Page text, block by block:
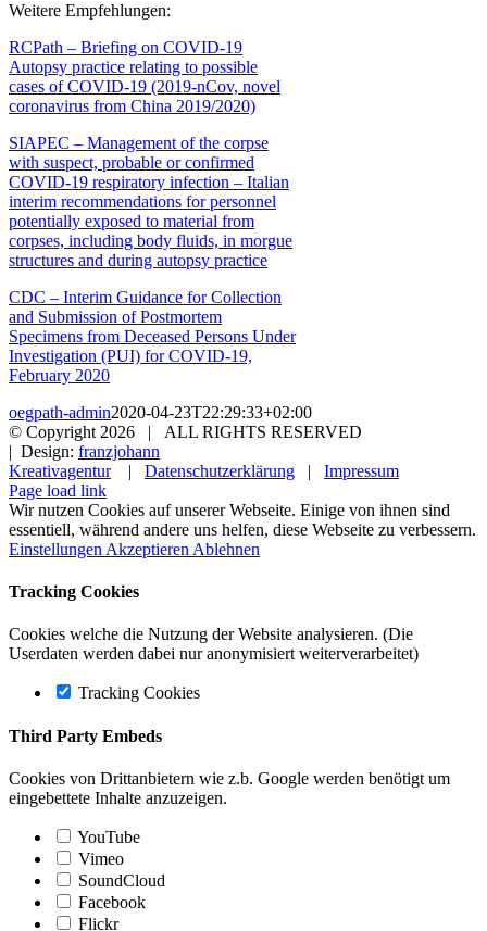
Weitere Empfehlungen:
RCPath – Briefing on COVID-19
Autopsy practice relating to possible
cases of COVID-19 (2019-nCov, novel
coronavirus from China 2019/2020)
SIAPEC – Management of the corpse
with suspect, probable or confirmed
COVID-19 respiratory infection – Italian
interim recommendations for personnel
potentially exposed to material from
corpses, including body fluids, in morgue
structures and during autopsy practice
CDC – Interim Guidance for Collection
and Submission of Postmortem
Specimens from Deceased Persons Under
Investigation (PUI) for COVID-19,
February 2020
oegpath-admin2020-04-23T22:29:33+02:00
© Copyright 2026 | ALL RIGHTS RESERVED
| Design: franzjohann
Kreativagentur| Datenschutzerklärung | Impressum
Page load link
Wir nutzen Cookies auf unserer Webseite. Einige von ihnen sind
essentiell, während andere uns helfen, diese Webseite zu verbessern.
Einstellungen Akzeptieren Ablehnen
Tracking Cookies
Cookies welche die Nutzung der Website analysieren. (Die
Userdaten werden dabei nur anonymisiert weiterverarbeitet)
Tracking Cookies
Third Party Embeds
Cookies von Drittanbietern wie z.b. Google werden benötigt um
eingebettete Inhalte anzuzeigen.
YouTube
Vimeo
SoundCloud
Facebook
Flickr